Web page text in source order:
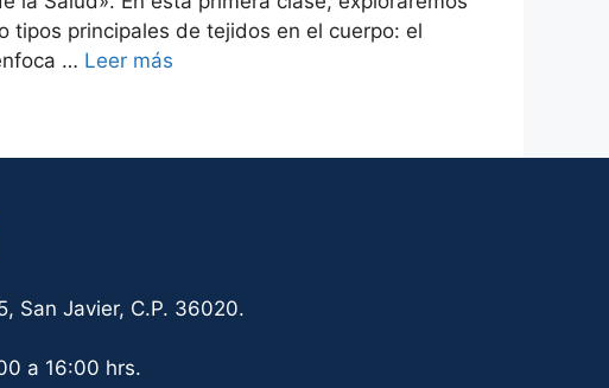
tipos principales de tejidos en el cuerpo: el
… Leer más
San Javier, C.P. 36020.
a 16:00 hrs.